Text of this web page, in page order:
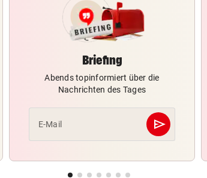
Briefing
Abends topinformiert über die
Nachrichten des Tages
E-Mail send
Abschicken